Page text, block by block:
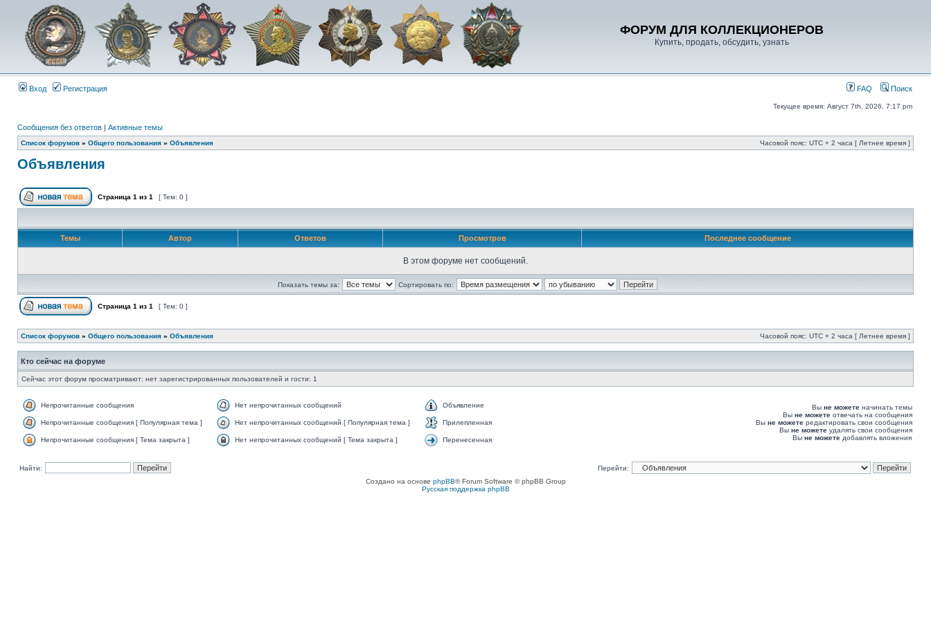
ФОРУМ ДЛЯ КОЛЛЕКЦИОНЕРОВ
Купить, продать, обсудить, узнать
Вход Регистрация FAQ Поиск
Текущее время: Август 7th, 2026, 7:17 pm
Сообщения без ответов | Активные темы
Список форумов » Общего пользования » Объявления Часовой пояс: UTC + 2 часа [ Летнее время ]
Объявления
Страница 1 из 1 [ Тем: 0 ]
Темы Автор Ответов Просмотров Последнее сообщение
В этом форуме нет сообщений.
Показать темы за: Сортировать по:
Страница 1 из 1 [ Тем: 0 ]
Список форумов » Общего пользования » Объявления Часовой пояс: UTC + 2 часа [ Летнее время ]
Кто сейчас на форуме
Сейчас этот форум просматривают: нет зарегистрированных пользователей и гости: 1
Непрочитанные сообщения Нет непрочитанных сообщений Объявление
Непрочитанные сообщения [ Популярная тема ] Нет непрочитанных сообщений [ Популярная тема ] Прилепленная
Непрочитанные сообщения [ Тема закрыта ] Нет непрочитанных сообщений [ Тема закрыта ] Перенесенная
Вы не можете начинать темы
Вы не можете отвечать на сообщения
Вы не можете редактировать свои сообщения
Вы не можете удалять свои сообщения
Вы не можете добавлять вложения
Найти:
Перейти:
Создано на основе phpBB® Forum Software © phpBB Group
Русская поддержка phpBB